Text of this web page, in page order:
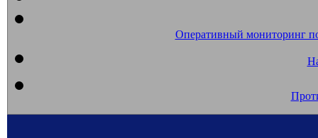
Оперативный мониторинг